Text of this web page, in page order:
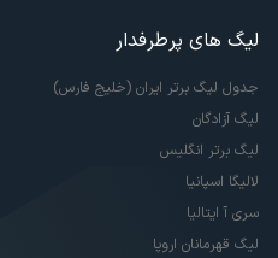
لیگ های پرطرفدار
جدول لیگ برتر ایران (خلیج فارس)
لیگ آزادگان
لیگ برتر انگلیس
لالیگا اسپانیا
سری آ ایتالیا
لیگ قهرمانان اروپا